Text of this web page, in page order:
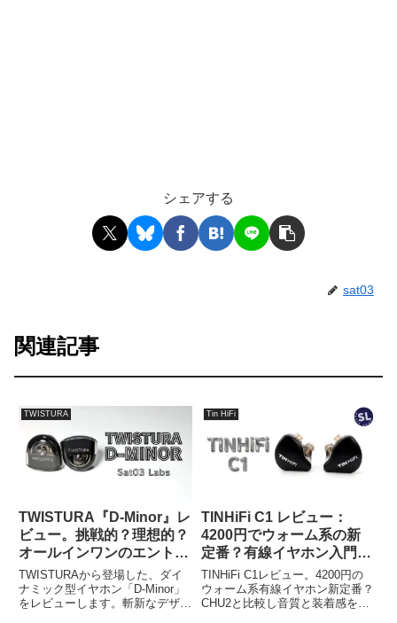
シェアする
sat03
関連記事
TWISTURA
TWISTURA『D-Minor』レ
ビュー。挑戦的？理想的？
オールインワンのエントリ
ーモデル。
TWISTURAから登場した、ダイ
ナミック型イヤホン「D-Minor」
をレビューします。斬新なデザイ
Tin HiFi
TINHiFi C1 レビュー：
4200円でウォーム系の新
定番？有線イヤホン入門に
最適
TINHiFi C1レビュー。4200円の
ウォーム系有線イヤホン新定番？
CHU2と比較し音質と装着感を評